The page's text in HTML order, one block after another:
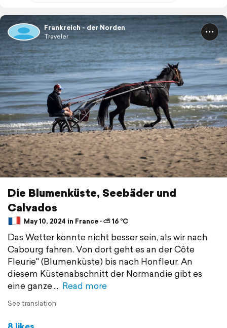
Frankreich - der Norden
Traveler
Die Blumenküste, Seebäder und
Calvados
May 10, 2024 in France ⋅ ⛅ 16 °C
Das Wetter könnte nicht besser sein, als wir nach
Cabourg fahren. Von dort geht es an der Côte
Fleurie" (Blumenküste) bis nach Honfleur. An
diesem Küstenabschnitt der Normandie gibt es
eine ganze
Read more
See translation